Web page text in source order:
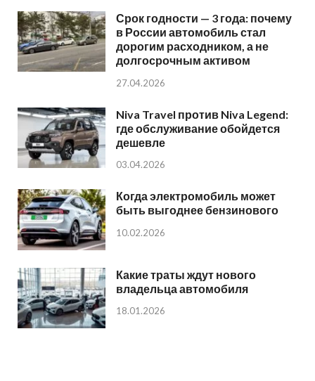
Срок годности — 3 года: почему
в России автомобиль стал
дорогим расходником, а не
долгосрочным активом
27.04.2026
Niva Travel против Niva Legend:
где обслуживание обойдется
дешевле
03.04.2026
Когда электромобиль может
быть выгоднее бензинового
10.02.2026
Какие траты ждут нового
владельца автомобиля
18.01.2026